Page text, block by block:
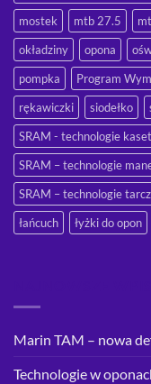
mostek
mtb 27.5
okładziny
opona
pompka
Program
rękawiczki
siodełko
SRAM - technologie kaset
SRAM – technologie
SRAM – technologie
łańcuch
łyżki do opon
Marin TAM – nowa
Technologie w